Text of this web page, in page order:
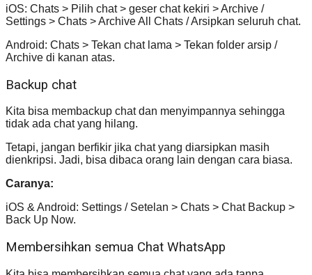
iOS: Chats > Pilih chat > geser chat kekiri > Archive /
Settings > Chats > Archive All Chats / Arsipkan seluruh chat.
Android: Chats > Tekan chat lama > Tekan folder arsip /
Archive di kanan atas.
Backup chat
Kita bisa membackup chat dan menyimpannya sehingga
tidak ada chat yang hilang.
Tetapi, jangan berfikir jika chat yang diarsipkan masih
dienkripsi. Jadi, bisa dibaca orang lain dengan cara biasa.
Caranya:
iOS & Android: Settings / Setelan > Chats > Chat Backup >
Back Up Now.
Membersihkan semua Chat WhatsApp